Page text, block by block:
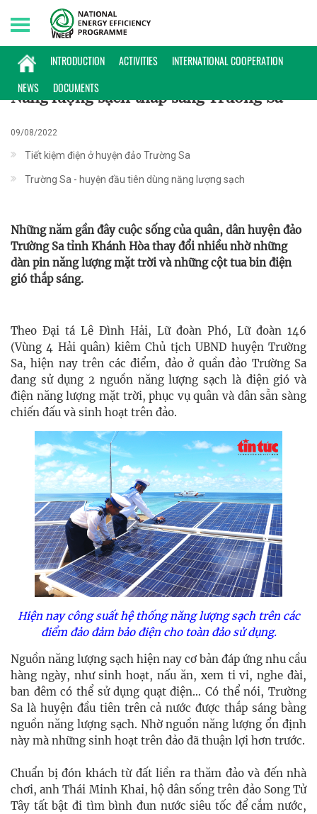
INTRODUCTION ACTIVITIES
INTERNATIONAL COOPERATION
NEWS
DOCUMENTS
Friday, 07/08/2026 | 16:49 GMT+7
PHỔ BIẾN KIẾN THỨC
Năng lượng sạch thắp sáng Trường Sa
09/08/2022
Tiết kiệm điện ở huyện đảo Trường Sa
Trường Sa - huyện đầu tiên dùng năng lượng sạch
Những năm gần đây cuộc sống của quân, dân huyện đảo
Trường Sa tỉnh Khánh Hòa thay đổi nhiều nhờ những
dàn pin năng lượng mặt trời và những cột tua bin điện
gió thắp sáng.
Theo Đại tá Lê Đình Hải, Lữ đoàn Phó, Lữ đoàn 146
(Vùng 4 Hải quân) kiêm Chủ tịch UBND huyện Trường
Sa, hiện nay trên các điểm, đảo ở quần đảo Trường Sa
đang sử dụng 2 nguồn năng lượng sạch là điện gió và
điện năng lượng mặt trời, phục vụ quân và dân sẵn sàng
chiến đấu và sinh hoạt trên đảo.
Hiện nay công suất hệ thống năng lượng sạch trên các
điểm đảo đảm bảo điện cho toàn đảo sử dụng.
Nguồn năng lượng sạch hiện nay cơ bản đáp ứng nhu cầu
hàng ngày, như sinh hoạt, nấu ăn, xem ti vi, nghe đài,
ban đêm có thể sử dụng quạt điện… Có thể nói, Trường
Sa là huyện đầu tiên trên cả nước được thắp sáng bằng
nguồn năng lượng sạch. Nhờ nguồn năng lượng ổn định
này mà những sinh hoạt trên đảo đã thuận lợi hơn trước.
Chuẩn bị đón khách từ đất liền ra thăm đảo và đến nhà
chơi, anh Thái Minh Khai, hộ dân sống trên đảo Song Tử
Tây tất bật đi tìm bình đun nước siêu tốc để cắm nước,